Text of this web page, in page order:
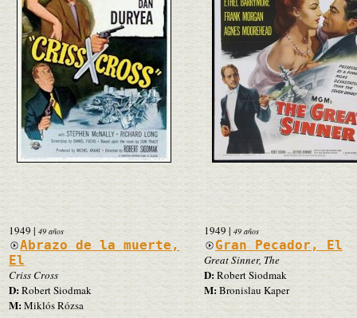
1949| 49 años
Abrazo de la muerte,
El
Criss Cross
D:Robert Siodmak
M:Miklós Rózsa
1949| 49 años
Gran Pecador, El
Great Sinner, The
D:Robert Siodmak
M:Bronislau Kaper